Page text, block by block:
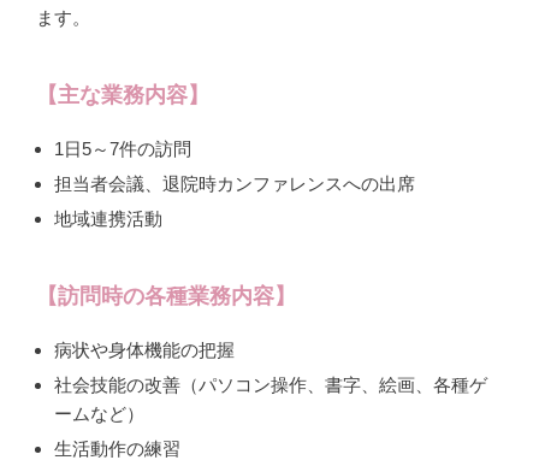
ます。
【主な業務内容】
1日5～7件の訪問
担当者会議、退院時カンファレンスへの出席
地域連携活動
【訪問時の各種業務内容】
病状や身体機能の把握
社会技能の改善（パソコン操作、書字、絵画、各種ゲ
ームなど）
生活動作の練習